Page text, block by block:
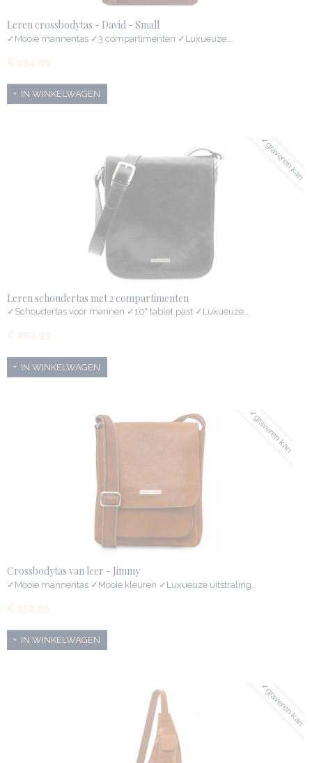
Leren crossbodytas - David - Small
✓Mooie mannentas ✓3 compartimenten ✓Luxueuze…
€ 194,99
IN WINKELWAGEN
✓graveren kan
Leren schoudertas met 2 compartimenten
✓Schoudertas voor mannen ✓10" tablet past ✓Luxueuze…
€ 202,99
IN WINKELWAGEN
✓graveren kan
Crossbodytas van leer - Jimmy
✓Mooie mannentas ✓Mooie kleuren ✓Luxueuze uitstraling…
€ 152,99
IN WINKELWAGEN
✓graveren kan